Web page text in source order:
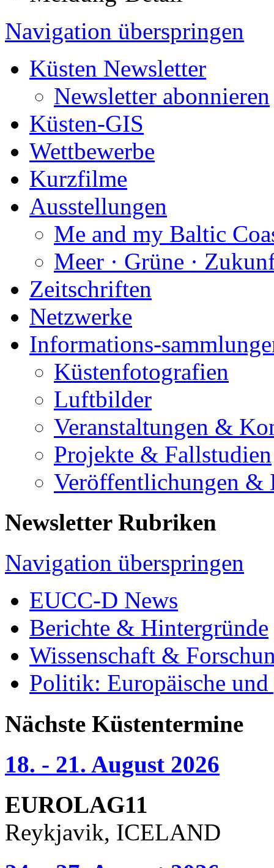
Navigation überspringen
Küsten Newsletter
Newsletter abonnieren
Küsten-GIS
Wettbewerbe
Kurzfilme
Ausstellungen
Me and my Baltic
Meer · Grüne ·
Zeitschriften
Netzwerke
Informations-
Küstenfotografien
Luftbilder
Veranstaltungen &
Projekte & Fallstudien
Veröffentlichungen &
Newsletter Rubriken
Navigation überspringen
EUCC-D News
Berichte & Hintergründe
Wissenschaft &
Politik: Europäische
Nächste Küstentermine
18. - 21. August 2026
EUROLAG11
Reykjavik, ICELAND